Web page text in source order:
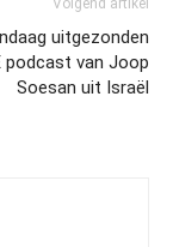
Volgend artikel
uitgezonden
podcast van Joop
Soesan uit Israël